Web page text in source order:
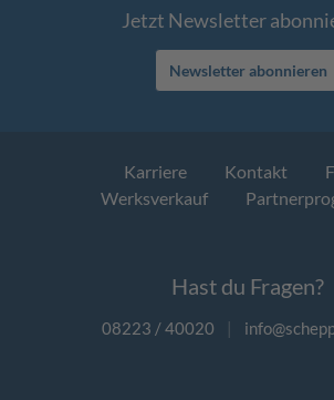
Jetzt Newsletter
Newsletter abonnieren
Karriere Kontakt
Werksverkauf
Hast du Fragen?
08223 / 40020 |